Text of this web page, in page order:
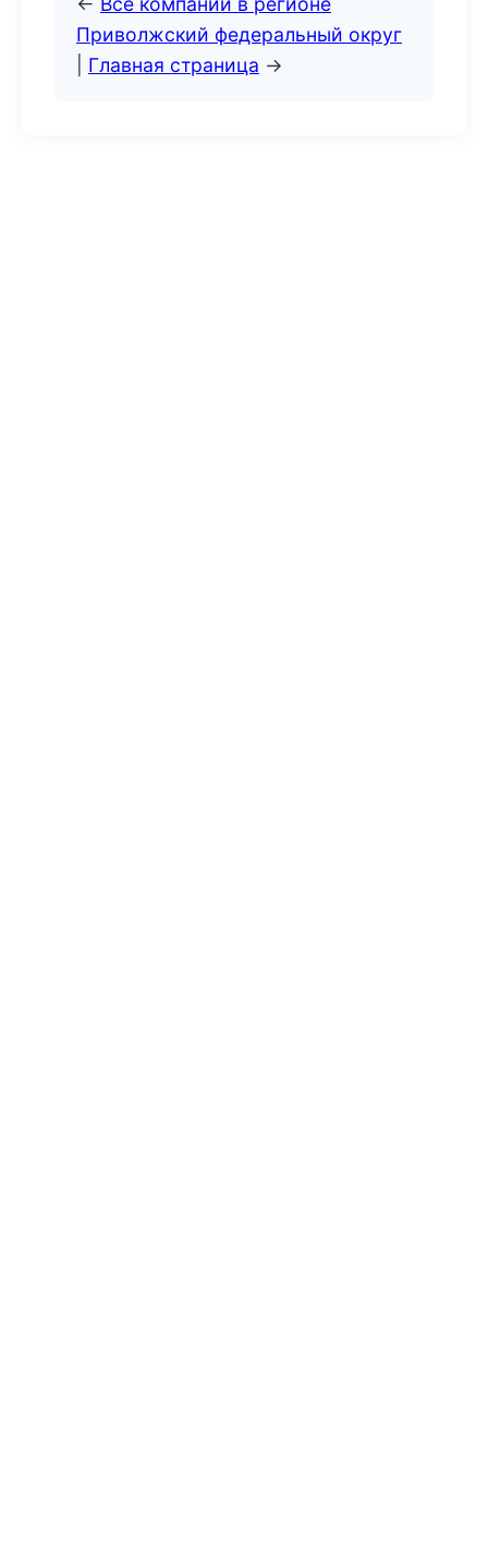
Приволжский федеральный округ
Главная страница →